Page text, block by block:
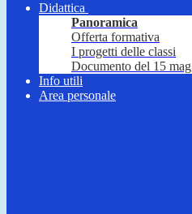
Didattica
Panoramica
Offerta formativa
I progetti delle classi
Documento del 15
Info utili
Area personale